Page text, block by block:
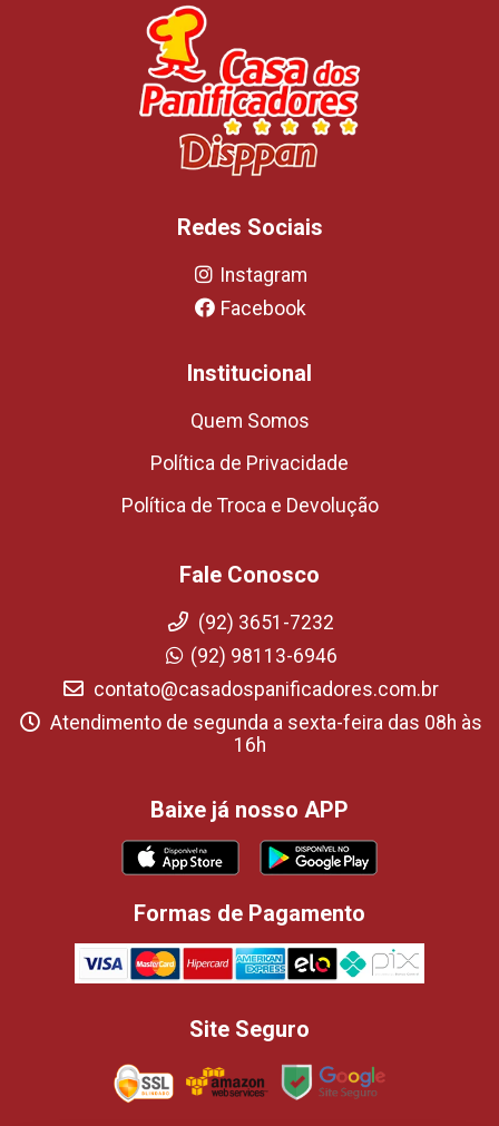
Redes Sociais
Instagram
Facebook
Institucional
Quem Somos
Política de Privacidade
Política de Troca e Devolução
Fale Conosco
(92) 3651-7232
(92) 98113-6946
contato@casadospanificadores.com.br
Atendimento de segunda a sexta-feira das 08h às
16h
Baixe já nosso APP
Formas de Pagamento
Site Seguro